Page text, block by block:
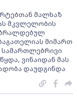
მალხაზ
მკვლელობის
ბრალდებულ
მიმართ
სამართლებრივი
ვინაიდან მას
დაუდგინდა